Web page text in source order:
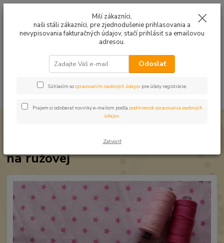
0949224331
9:00 -14:30
za0,00 EUR
Bavlna Hviezdičky cyklámenové na ružovej
Bavlna Hviezdičky cyklámenové
na ružovej
Milí zákazníci,
naši stáli zákazníci, pre zjednodušenie prihlasovania a
nevypisovania fakturačných údajov, stačí prihlásiť sa emailovou
adresou.
Odoslať
Súhlasím sospracovaním osobných údajov pre účely registrácie.
Prajem si odoberať novinky e-mailom podľa podmienok spracovania osobných
údajov.
Zatvoriť